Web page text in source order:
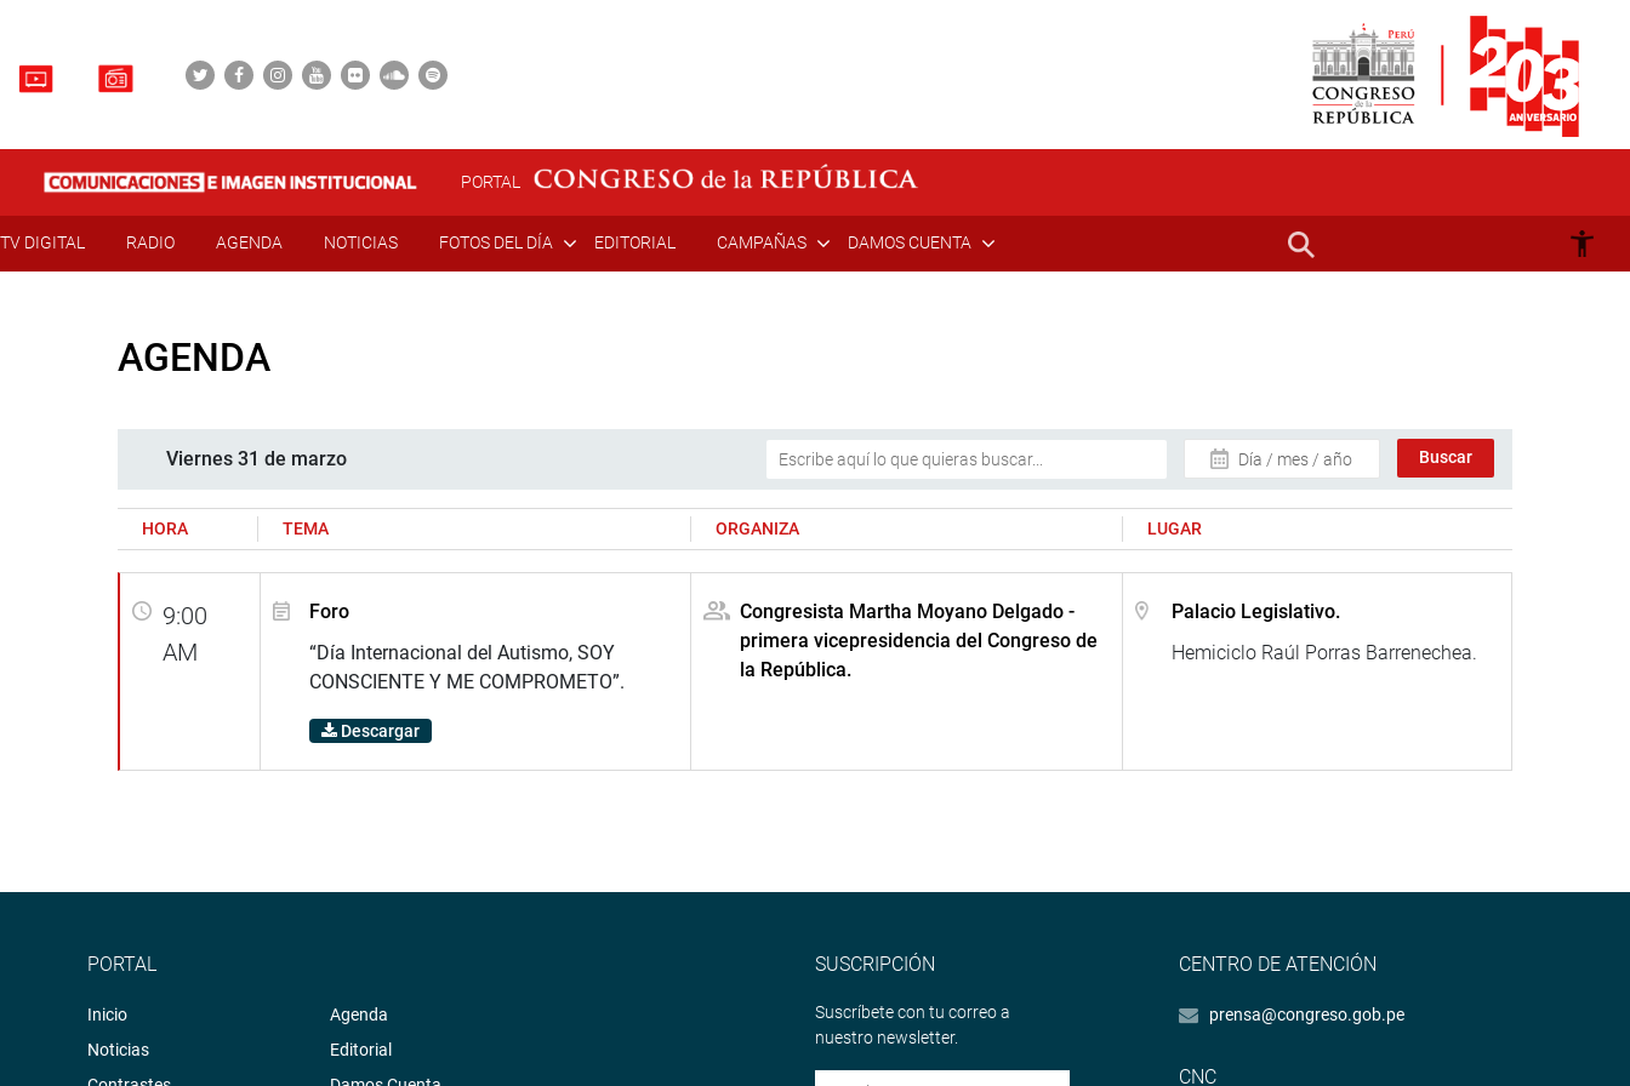
PORTAL
TV DIGITAL RADIO AGENDA NOTICIAS FOTOS DEL DÍA EDITORIAL CAMPAÑAS DAMOS CUENTA
AGENDA
Viernes 31 de marzo Día / mes / año
HORA TEMA ORGANIZA LUGAR
9:00
AM
Foro
“Día Internacional del Autismo, SOY
CONSCIENTE Y ME COMPROMETO”.
Descargar
Congresista Martha Moyano Delgado -
primera vicepresidencia del Congreso de
la República.
Palacio Legislativo.
Hemiciclo Raúl Porras Barrenechea.
PORTAL
Inicio
Noticias
Agenda
Editorial
SUSCRIPCIÓN
Suscríbete con tu correo a
nuestro newsletter.
CENTRO DE ATENCIÓN
prensa@congreso.gob.pe
CNC